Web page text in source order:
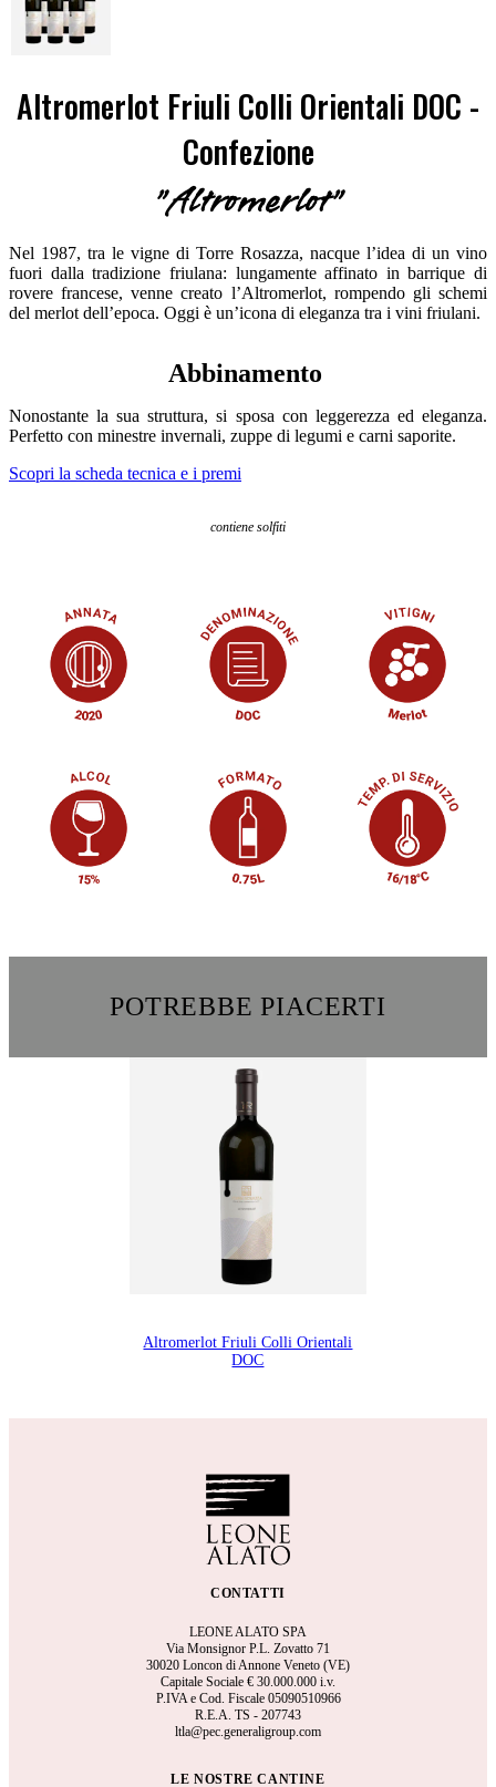
Altromerlot Friuli Colli Orientali DOC -
Confezione
"Altromerlot"
Nel 1987, tra le vigne di Torre Rosazza, nacque l’idea di un vino
fuori dalla tradizione friulana: lungamente affinato in barrique di
rovere francese, venne creato l’Altromerlot, rompendo gli schemi
del merlot dell’epoca. Oggi è un’icona di eleganza tra i vini friulani.
Abbinamento
Nonostante la sua struttura, si sposa con leggerezza ed eleganza.
Perfetto con minestre invernali, zuppe di legumi e carni saporite.
Scopri la scheda tecnica e i premi
contiene solfiti
POTREBBE PIACERTI
Altromerlot Friuli Colli Orientali
DOC
CONTATTI
LEONE ALATO SPA
Via Monsignor P.L. Zovatto 71
30020 Loncon di Annone Veneto (VE)
Capitale Sociale € 30.000.000 i.v.
P.IVA e Cod. Fiscale 05090510966
R.E.A. TS - 207743
ltla@pec.generaligroup.com
LE NOSTRE CANTINE